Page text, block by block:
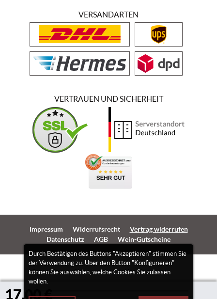
17,00 €
Durch Bestätigen des Buttons "Akzeptieren" stimmen Sie
der Verwendung zu. Über den Button "Konfigurieren"
können Sie auswählen, welche Cookies Sie zulassen
wollen.
VERSANDARTEN
VERTRAUEN UND SICHERHEIT
Impressum Widerrufsrecht
Vertrag widerrufen
Datenschutz
AGB Wein-Gutscheine